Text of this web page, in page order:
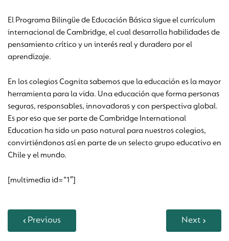
El Programa Bilingüe de Educación Básica sigue el currículum
internacional de Cambridge, el cual desarrolla habilidades de
pensamiento crítico y un interés real y duradero por el
aprendizaje.
En los colegios Cognita sabemos que la educación es la mayor
herramienta para la vida. Una educación que forma personas
seguras, responsables, innovadoras y con perspectiva global.
Es por eso que ser parte de Cambridge International
Education ha sido un paso natural para nuestros colegios,
convirtiéndonos así en parte de un selecto grupo educativo en
Chile y el mundo.
[multimedia id=”1″]
Previous Next